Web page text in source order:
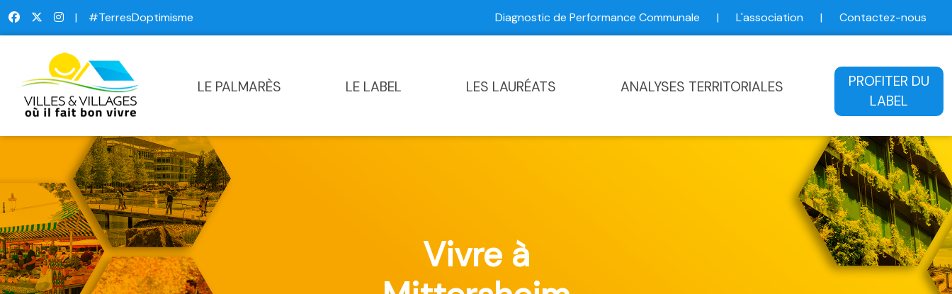
| #TerresDoptimisme Diagnostic de Performance Communale | L'association | Contactez-nous
LE PALMARÈS LE LABEL LES LAURÉATS ANALYSES TERRITORIALES
PROFITER DU
LABEL
Vivre à